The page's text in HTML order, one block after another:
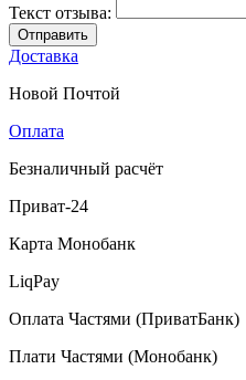
Текст отзыва:
Отправить
Доставка
Новой Почтой
Оплата
Безналичный расчёт
Приват-24
Карта Монобанк
LiqPay
Оплата Частями (ПриватБанк)
Плати Частями (Монобанк)